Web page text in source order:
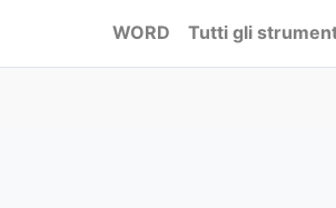
WORD Tutti gli